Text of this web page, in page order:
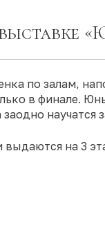
по залам,
в финале.
научатся
на 3